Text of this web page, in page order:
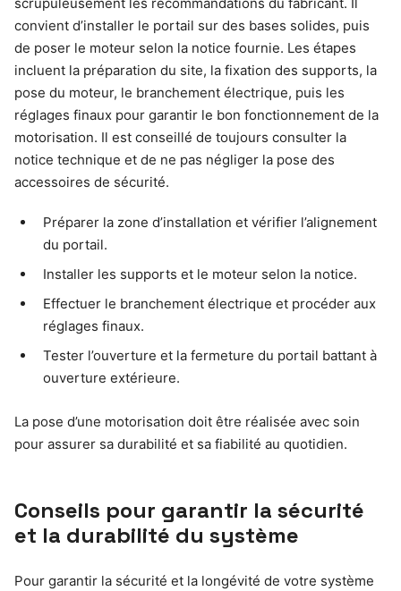
scrupuleusement les recommandations du fabricant. Il
convient d’installer le portail sur des bases solides, puis
de poser le moteur selon la notice fournie. Les étapes
incluent la préparation du site, la fixation des supports, la
pose du moteur, le branchement électrique, puis les
réglages finaux pour garantir le bon fonctionnement de la
motorisation. Il est conseillé de toujours consulter la
notice technique et de ne pas négliger la pose des
accessoires de sécurité.
Préparer la zone d’installation et vérifier l’alignement
du portail.
Installer les supports et le moteur selon la notice.
Effectuer le branchement électrique et procéder aux
réglages finaux.
Tester l’ouverture et la fermeture du portail battant à
ouverture extérieure.
La pose d’une motorisation doit être réalisée avec soin
pour assurer sa durabilité et sa fiabilité au quotidien.
Conseils pour garantir la sécurité
et la durabilité du système
Pour garantir la sécurité et la longévité de votre système